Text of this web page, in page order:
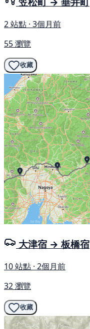
2 站點 · 3個月前
55 瀏覽
收藏
大津宿 → 板橋宿
10 站點 · 2個月前
32 瀏覽
收藏